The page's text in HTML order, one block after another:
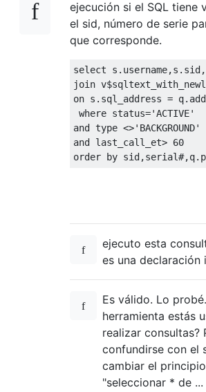
ejecución si el SQL tiene
el sid, número de serie
que corresponde.
select s . username,s . sid,
join v$
on s . sql_address = q.
where status='ACTIVE'
and type <>'BACKGROUND'
and last_call_et> 60
order by sid,serial#,q.
ejecuto esta
es una declaración
Es válido. Lo
herramienta estás
realizar consultas?
confundirse con el
cambiar el
"seleccionar * de